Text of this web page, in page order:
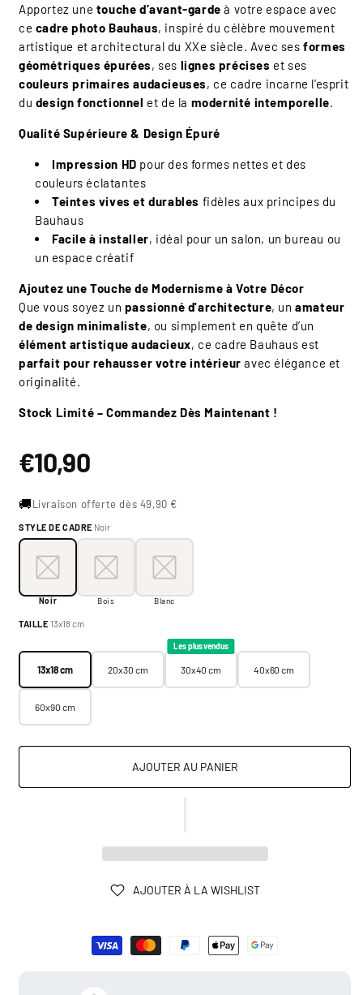
Apportez une touche d’avant-garde à votre espace avec
ce cadre photo Bauhaus, inspiré du célèbre mouvement
artistique et architectural du XXe siècle. Avec sesformes
géométriques épurées, ses lignes précises et ses
couleurs primaires audacieuses, ce cadre incarne l'esprit
du design fonctionnel et de la modernité intemporelle.
Qualité Supérieure & Design Épuré
Impression HD pour des formes nettes et des
couleurs éclatantes
Teintes vives et durables fidèles aux principes du
Bauhaus
Facile à installer, idéal pour un salon, un bureau ou
un espace créatif
Ajoutez une Touche de Modernisme à Votre Décor
Que vous soyez un passionné d'architecture, unamateur
de design minimaliste, ou simplement en quête d’un
élément artistique audacieux, ce cadre Bauhaus est
parfait pour rehausser votre intérieur avec élégance et
originalité.
Stock Limité – Commandez Dès Maintenant !
Prix
habituel
€10,90
🚚Livraison offerte dès 49,90 €
Style de cadre:
Noir Bois Blanc
20x30 cm 30x40 cm
STYLE DE CADRE Noir
Noir Bois Blanc
TAILLE 13x18 cm
13x18 cm 20x30 cm
Les plus vendus
30x40 cm 40x60 cm
60x90 cm
AJOUTER AU PANIER
AJOUTER À LA WISHLIST